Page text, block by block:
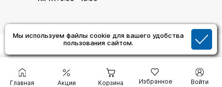
Мы используем файлы cookie для вашего удобства
пользования сайтом.
Главная Акции Корзина Избранное Войти